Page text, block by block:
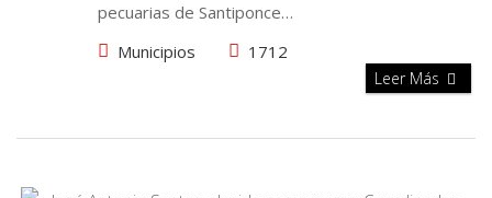
pecuarias de Santiponce…
Municipios
1712
Leer Más